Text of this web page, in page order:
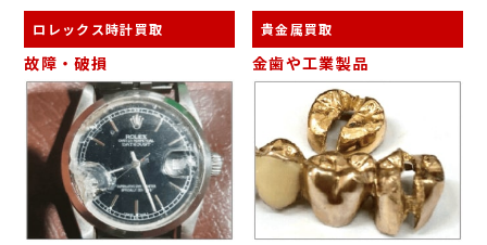
ロレックス時計買取
故障・破損
貴金属買取
金歯や工業製品